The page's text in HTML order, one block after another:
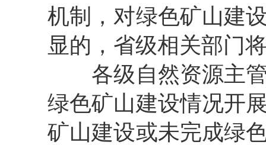
机制，对绿色矿山建
显的，省级相关部门
各级自然资源主
绿色矿山建设情况开
矿山建设或未完成绿